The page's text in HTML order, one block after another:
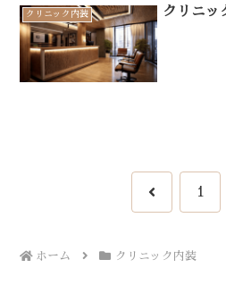
クリニック内装 クリニッ
前 1
ホーム クリニック内装